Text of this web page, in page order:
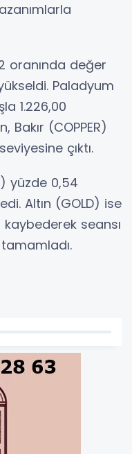
oranında değer
Paladyum
1.226,00
(COPPER)
çıktı.
yüzde 0,54
Altın (GOLD) ise
seansı